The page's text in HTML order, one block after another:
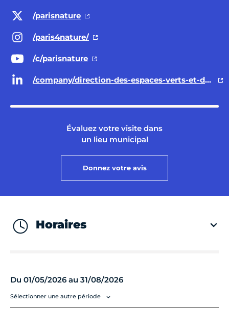
/parisnature
/paris4nature/
/c/parisnature
/company/direction-des-espaces-verts-et-de-l-environnement-ville-de-paris/
Évaluez votre visite dans
un lieu municipal
Donnez votre avis
Horaires
Du 01/05/2026 au 31/08/2026
Sélectionner une autre période